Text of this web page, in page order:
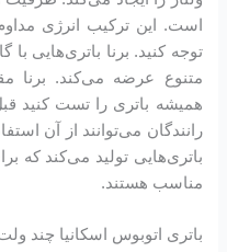
است. این ترکیب انرژی
توجه کنید. برنا باتری‌هایی با
متنوع عرضه می‌کند. برنا
همیشه باتری را تست کنید
رانندگان می‌توانند از آن
باتری‌هایی تولید می‌کند که
مناسب هستند.
باتری اتوبوس اسکانیا چند